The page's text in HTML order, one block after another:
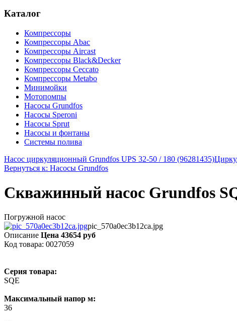
Каталог
Компрессоры
Компрессоры Abac
Компрессоры Aircast
Компрессоры Black&Decker
Компрессоры Ceccato
Компрессоры Metabo
Минимойки
Мотопомпы
Насосы Grundfos
Насосы Speroni
Насосы Sprut
Насосы и фонтаны
Системы полива
Насос циркуляционный Grundfos UPS 32-50 / 180 (96281435)
Вернуться к: Насосы Grundfos
Скважинный насос Grundfos
Погружной насос
pic_570a0ec3b12ca.jpg
Описание Цена 43654 руб
Код товара: 0027059
Серия товара:
SQE
Максимальный напор м:
36